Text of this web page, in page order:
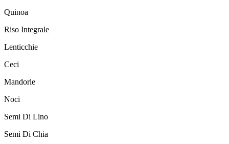
Quinoa
Riso Integrale
Lenticchie
Ceci
Mandorle
Noci
Semi Di Lino
Semi Di Chia